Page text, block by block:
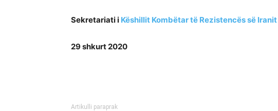
Sekretariati i Këshillit Kombëtar të Rezistencës së Iranit
29 shkurt 2020
Artikulli paraprak